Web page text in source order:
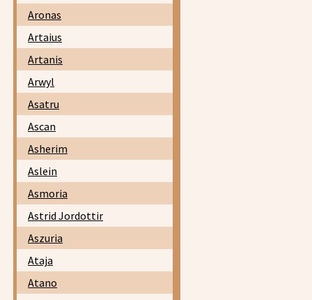
Aronas
Artaius
Artanis
Arwyl
Asatru
Ascan
Asherim
Aslein
Asmoria
Astrid Jordottir
Aszuria
Ataja
Atano